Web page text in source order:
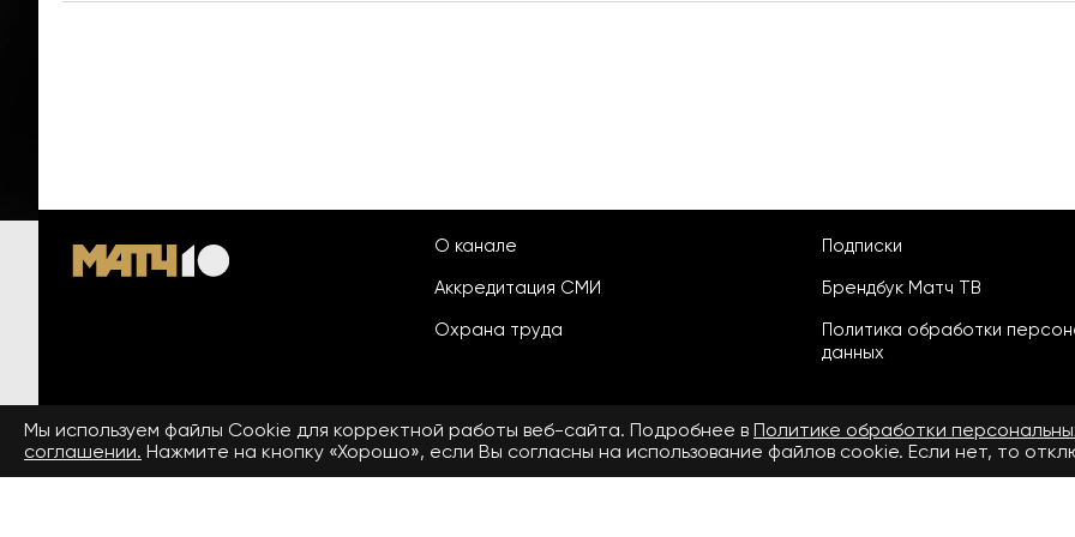
О канале
Аккредитация СМИ
Охрана труда
Подписки
Брендбук Матч ТВ
Политика обработки
данных
© 2026 «ООО «Национальный
спортивный телеканал»
Пользовательское соглашение
Мы используем файлы Сookie для корректной работы веб-сайта. Подробнее в Политике обработки
соглашении. Нажмите на кнопку «Хорошо», если Вы согласны на использование файлов cookie. Если нет, то